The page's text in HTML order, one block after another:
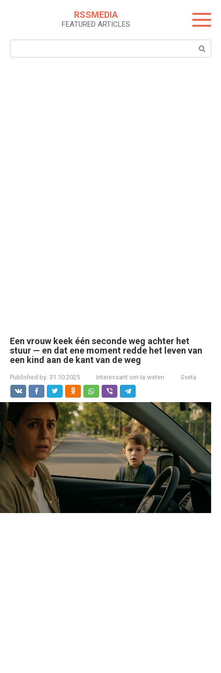
RSSMEDIA
FEATURED ARTICLES
Search:
Een vrouw keek één seconde weg achter het
stuur — en dat ene moment redde het leven van
een kind aan de kant van de weg
Published by: 31.10.2025 Interessant om te weten Sveta